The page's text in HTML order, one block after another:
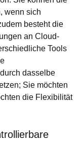
wenn sich
besteht die
an Cloud-
Tools
dasselbe
Sie möchten
die Flexibilität